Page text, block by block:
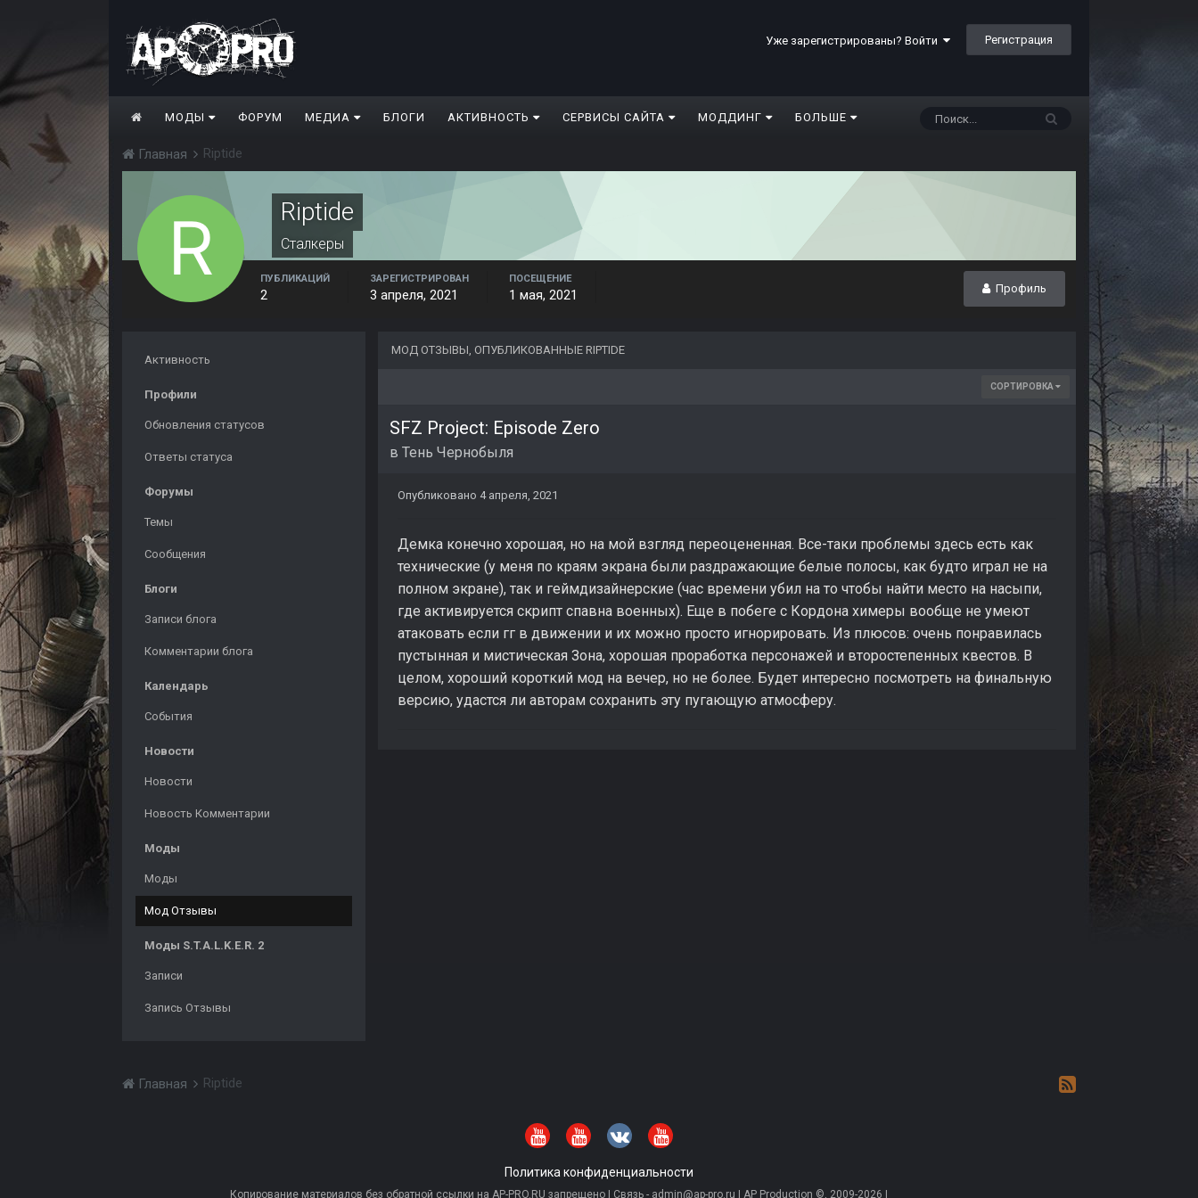
Уже зарегистрированы? Войти Регистрация
МОДЫ ФОРУМ МЕДИА БЛОГИ АКТИВНОСТЬ СЕРВИСЫ САЙТА МОДДИНГ БОЛЬШЕ
Главная Riptide
Riptide
Сталкеры
Профиль
ПУБЛИКАЦИЙ
2
ЗАРЕГИСТРИРОВАН
3 апреля, 2021
ПОСЕЩЕНИЕ
1 мая, 2021
Активность
Профили
Обновления статусов
Ответы статуса
Форумы
Темы
Сообщения
Блоги
Записи блога
Комментарии блога
Календарь
События
Новости
Новости
Новость Комментарии
Моды
Моды
Мод Отзывы
Моды S.T.A.L.K.E.R. 2
Записи
Запись Отзывы
МОД ОТЗЫВЫ, ОПУБЛИКОВАННЫЕ RIPTIDE
СОРТИРОВКА
SFZ Project: Episode Zero
в Тень Чернобыля
Опубликовано 4 апреля, 2021
Демка конечно хорошая, но на мой взгляд переоцененная. Все-таки проблемы здесь есть как
технические (у меня по краям экрана были раздражающие белые полосы, как будто играл не на
полном экране), так и геймдизайнерские (час времени убил на то чтобы найти место на насыпи,
где активируется скрипт спавна военных). Еще в побеге с Кордона химеры вообще не умеют
атаковать если гг в движении и их можно просто игнорировать. Из плюсов: очень понравилась
пустынная и мистическая Зона, хорошая проработка персонажей и второстепенных квестов. В
целом, хороший короткий мод на вечер, но не более. Будет интересно посмотреть на финальную
версию, удастся ли авторам сохранить эту пугающую атмосферу.
Главная Riptide
Политика конфиденциальности
Копирование материалов без обратной ссылки на AP-PRO.RU запрещено | Связь - admin@ap-pro.ru | AP Production ©, 2009-2026 |